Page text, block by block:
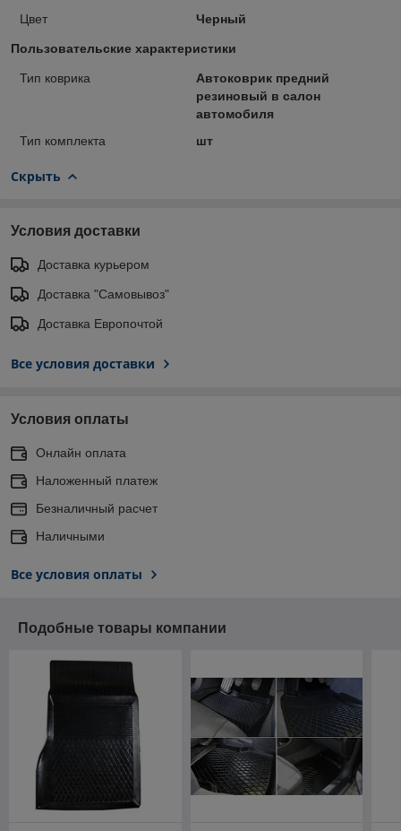
Цвет
Черный
Пользовательские характеристики
Тип коврика
Автоковрик предний
резиновый в салон
автомобиля
Тип комплекта
шт
Скрыть
Условия доставки
Доставка курьером
Доставка "Самовывоз"
Доставка Европочтой
Все условия доставки
Условия оплаты
Онлайн оплата
Наложенный платеж
Безналичный расчет
Наличными
Все условия оплаты
Подобные товары компании